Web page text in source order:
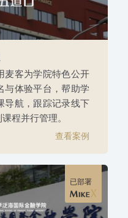
麦客为学院特色公开
与体验平台，帮助学
导航，跟踪记录线下
程并行管理。
查看案例
已部署